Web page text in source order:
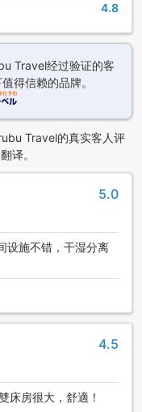
4.8
Travel经过验证的客
得信赖的品牌。
Travel的真实客人评
译。
5.0
设施不错，干湿分离
4.5
床房很大，舒適！